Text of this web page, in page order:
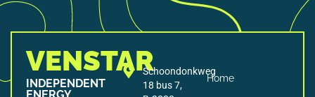
VENSTAR
INDEPENDENT
Schoondonkweg
18 bus 7,
Home